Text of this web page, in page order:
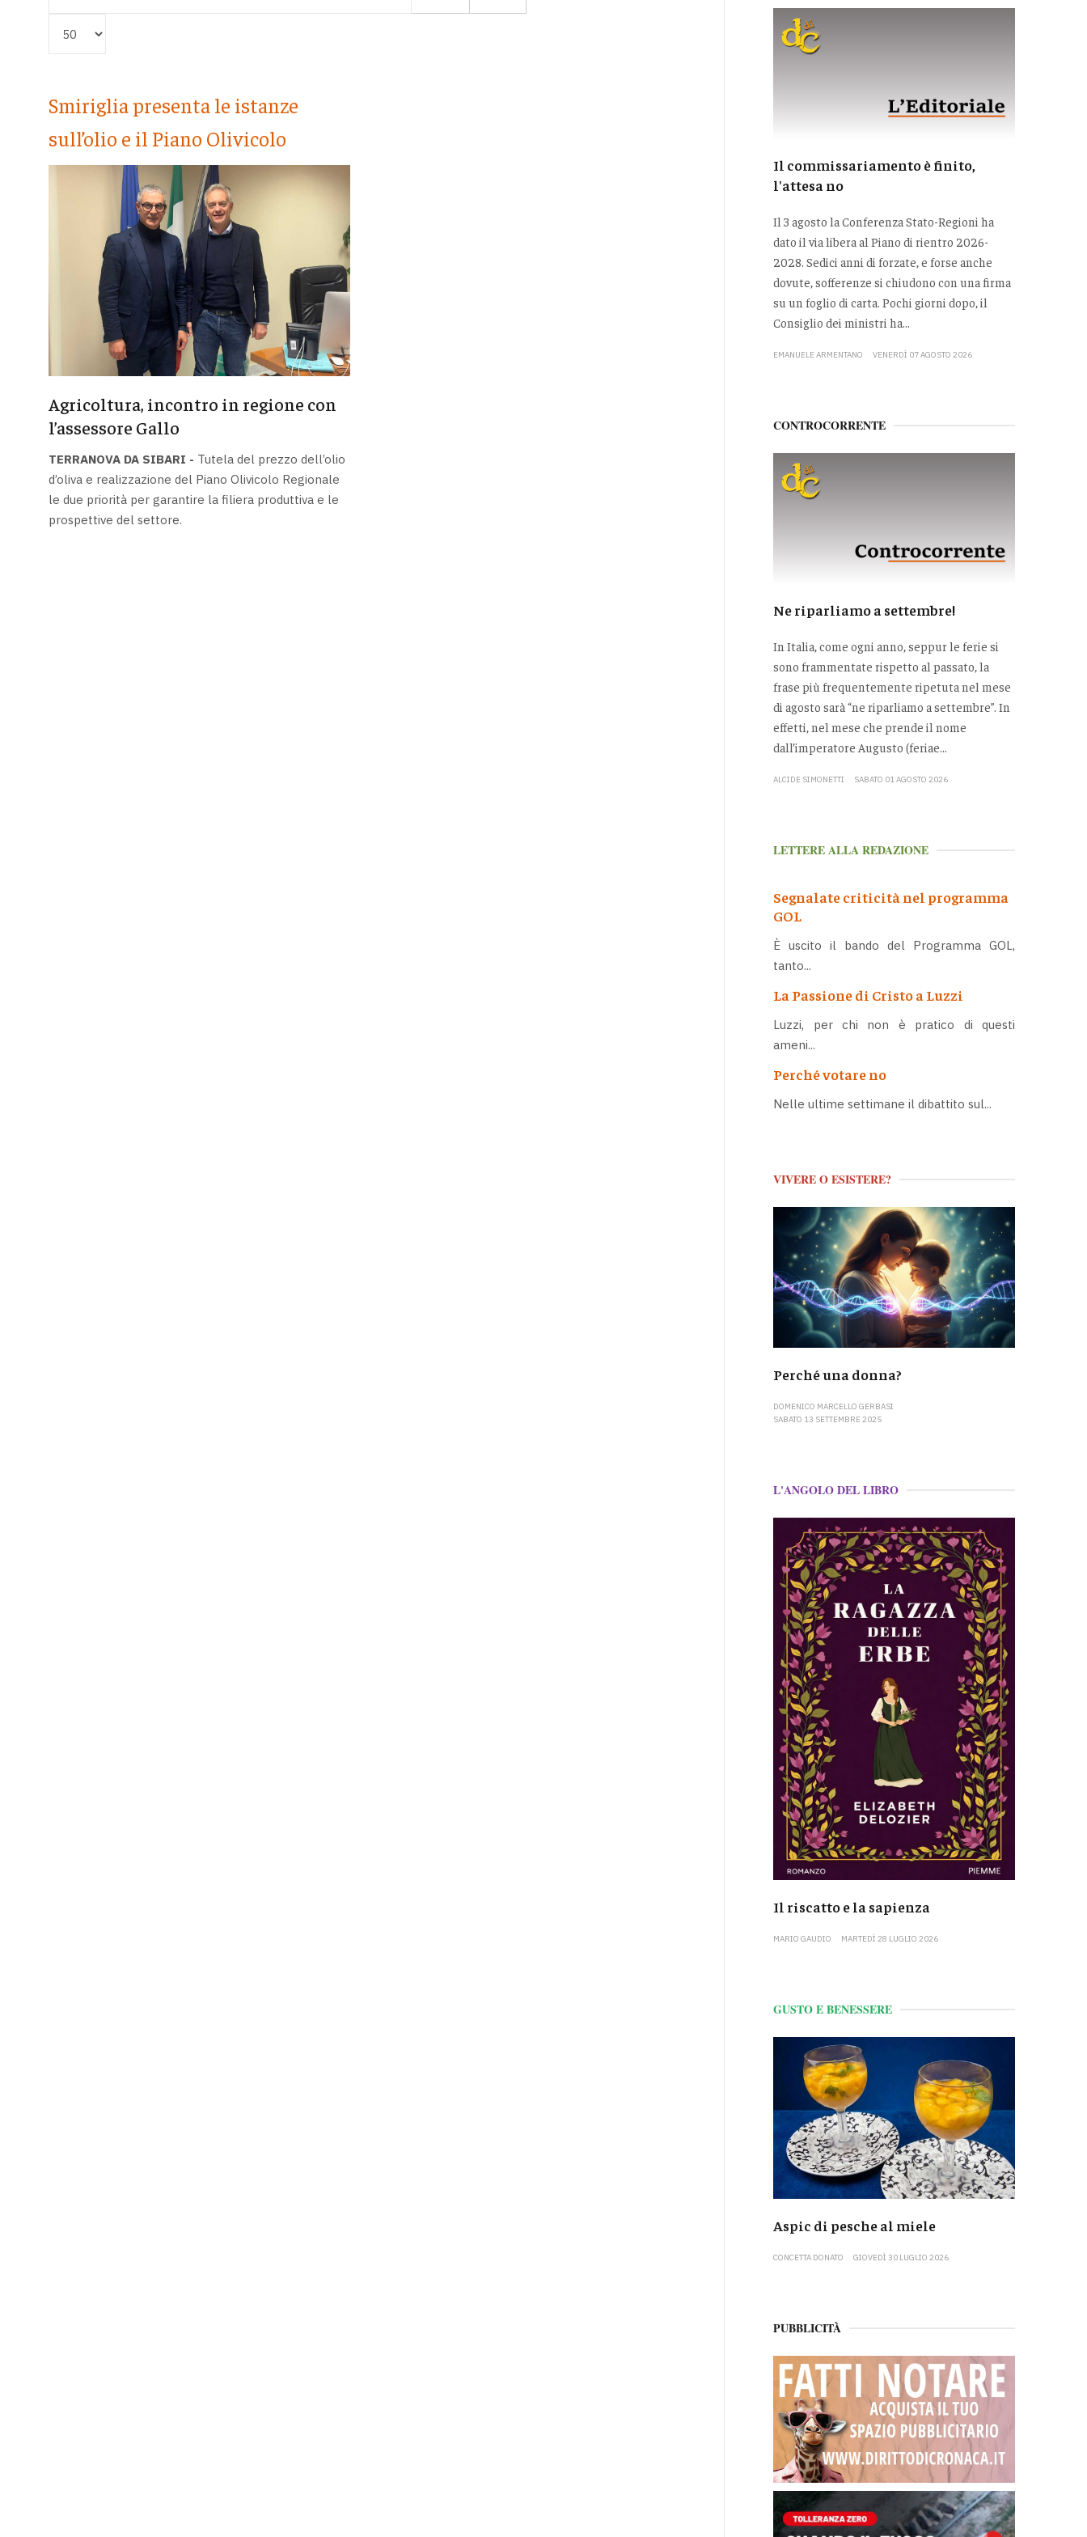
Smiriglia presenta le istanze
sull’olio e il Piano Olivicolo
Agricoltura, incontro in regione con
l’assessore Gallo
TERRANOVA DA SIBARI - Tutela del prezzo dell’olio
d’oliva e realizzazione del Piano Olivicolo Regionale
le due priorità per garantire la filiera produttiva e le
prospettive del settore.
Il commissariamento è finito,
l'attesa no
Il 3 agosto la Conferenza Stato-Regioni ha
dato il via libera al Piano di rientro 2026-
2028. Sedici anni di forzate, e forse anche
dovute, sofferenze si chiudono con una firma
su un foglio di carta. Pochi giorni dopo, il
Consiglio dei ministri ha...
EMANUELE ARMENTANO VENERDÌ 07 AGOSTO 2026
CONTROCORRENTE
Ne riparliamo a settembre!
In Italia, come ogni anno, seppur le ferie si
sono frammentate rispetto al passato, la
frase più frequentemente ripetuta nel mese
di agosto sarà “ne riparliamo a settembre”. In
effetti, nel mese che prende il nome
dall’imperatore Augusto (feriae...
ALCIDE SIMONETTI SABATO 01 AGOSTO 2026
LETTERE ALLA REDAZIONE
Segnalate criticità nel programma
GOL
È uscito il bando del Programma GOL,
tanto...
La Passione di Cristo a Luzzi
Luzzi, per chi non è pratico di questi
ameni...
Perché votare no
Nelle ultime settimane il dibattito sul...
VIVERE O ESISTERE?
Perché una donna?
DOMENICO MARCELLO GERBASI
SABATO 13 SETTEMBRE 2025
L'ANGOLO DEL LIBRO
Il riscatto e la sapienza
MARIO GAUDIO MARTEDÌ 28 LUGLIO 2026
GUSTO E BENESSERE
Aspic di pesche al miele
CONCETTA DONATO GIOVEDÌ 30 LUGLIO 2026
PUBBLICITÀ